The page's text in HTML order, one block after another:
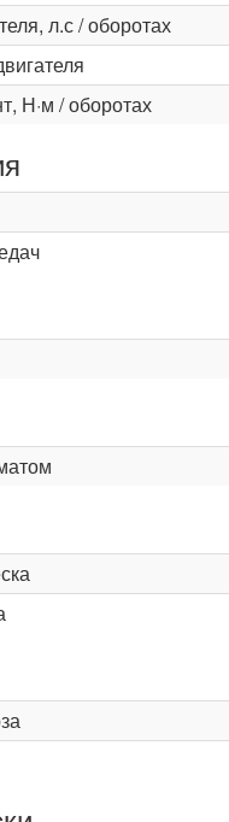
л.с / оборотах
Н·м / оборотах